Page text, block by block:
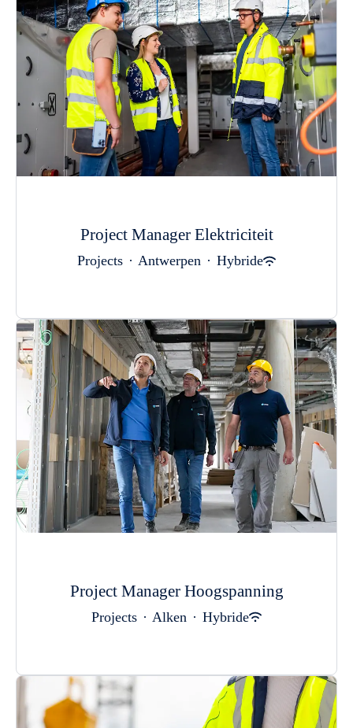
Project Manager Elektriciteit
Projects · Antwerpen · Hybride
Project Manager Hoogspanning
Projects · Alken · Hybride